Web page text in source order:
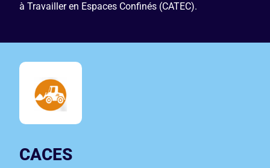
à Travailler en Espaces Confinés (CATEC).
CACES